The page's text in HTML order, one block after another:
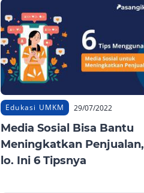
Edukasi UMKM 29/07/2022
Media Sosial Bisa Bantu
Meningkatkan Penjualan,
lo. Ini 6 Tipsnya